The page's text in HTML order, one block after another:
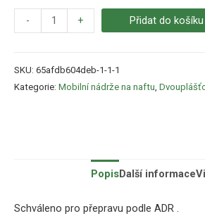
- + Přidat do košíku
SKU: 65afdb604deb-1-1-1
Kategorie: Mobilní nádrže na naftu,
PopisDalší informace
Schváleno pro přepravu podle ADR .